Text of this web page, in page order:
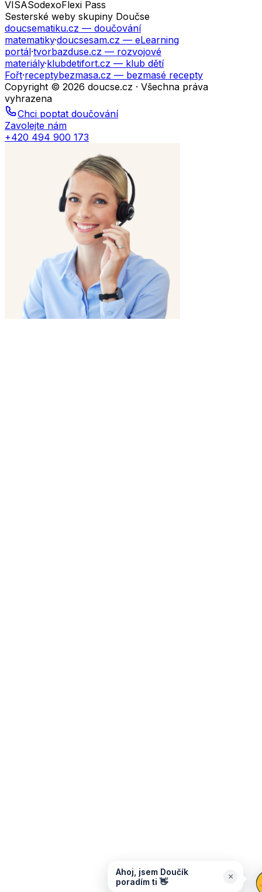
VISASodexoFlexi Pass
Sesterské weby skupiny Doučse
doucsematiku.cz — doučování
matematiky·doucsesam.cz — eLearning
portál·tvorbazduse.cz — rozvojové
materiály·klubdetifort.cz — klub dětí
Fořt·receptybezmasa.cz — bezmasé recepty
Copyright © 2026 doucse.cz · Všechna práva
vyhrazena
Chci poptat doučování
Zavolejte nám
+420 494 900 173
Ahoj, jsem Doučík
poradím ti 👋
×